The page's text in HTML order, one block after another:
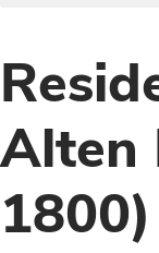
Alten
1800)